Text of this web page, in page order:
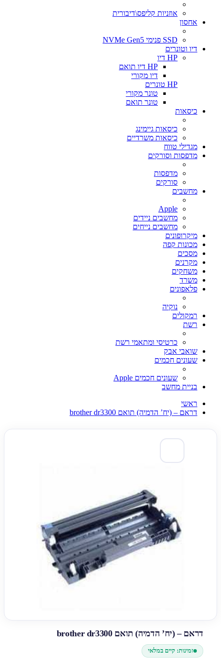
אוזניות קליפס\דיבורית
אחסון
SSD פנימי NVMe Gen5
דיו וטונרים
HP דיו
HP דיו תואם
דיו מקורי
HP טונרים
טונר מקורי
טונר תואם
כיסאות
כיסאות גיימינג
כיסאות משרדיים
מגדילי טווח
מדפסות וסורקים
מדפסות
סורקים
מחשבים
Apple
מחשבים ניידים
מחשבים נייחים
מיקרופונים
מכונות קפה
מסכים
מקרנים
משחקים
משרד
פלאפונים
נוקיה
רמקולים
רשת
כרטיסי ומתאמי רשת
שואבי אבק
שעונים חכמים
שעונים חכמים Apple
בניית מחשב
ראשי
דראם – (יח’ הדמיה) תואם brother dr3300
דראם – (יח’ הדמיה) תואם brother dr3300
זמינות: קיים במלאי